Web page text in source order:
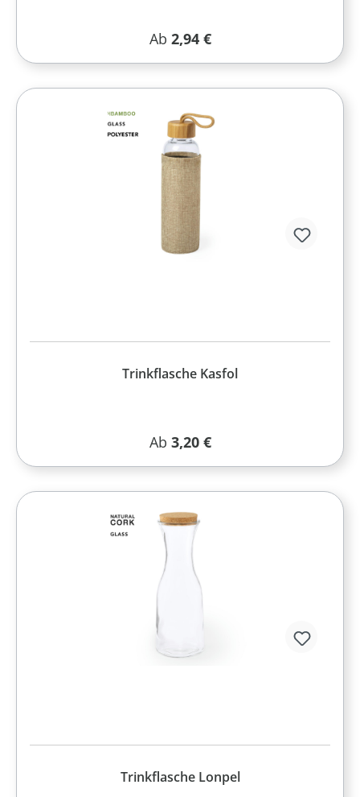
Regulärer Preis:
Ab 2,94 €
Trinkflasche Kasfol
Regulärer Preis:
Ab 3,20 €
Trinkflasche Lonpel